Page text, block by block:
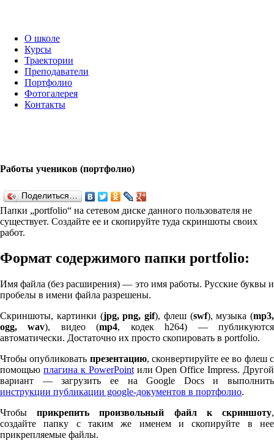
О школе
Курсы
Траектории
Преподаватели
Портфолио
Фотогалерея
Контакты
Работы учеников (портфолио)
Поделиться…
Папки „port­fo­lio“ на сетевом диске данного пользователя не
существует. Создайте ее и скопируйте туда скриншоты своих
работ.
Формат содержимого папки port­fo­lio:
Имя файла (без расширения) — это имя работы. Русские буквы и
пробелы в имени файла разрешены.
Скриншоты, картинки (jpg, png, gif), флеш (swf), музыка (mp3,
ogg, wav), видео (mp4, кодек h264) — публикуются
автоматически. Достаточно их просто скопировать в port­fo­lio.
Чтобы опубликовать презентацию, сконвертируйте ее во флеш с
помощью плагина к Pow­er­Pointили Open Office Impress. Другой
вариант — загрузить ее на Google Docs и выполнить
инструкции публикации google-документов в портфолио.
Чтобыприкрепить произвольный файл к скриншоту,
создайте папку с таким же именем и скопируйте в нее
прикрепляемые файлы.